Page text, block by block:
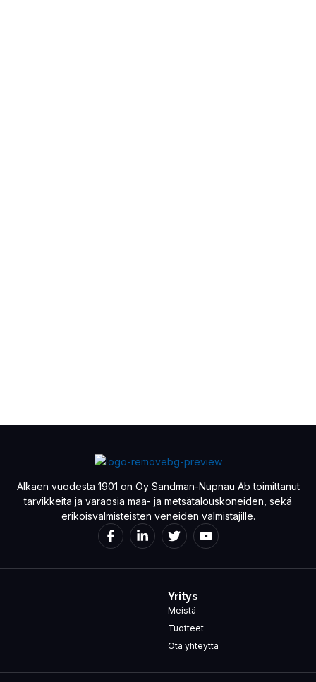
Alkaen vuodesta 1901 on Oy Sandman-Nupnau Ab toimittanut
tarvikkeita ja varaosia maa- ja metsätalouskoneiden, sekä
erikoisvalmisteisten veneiden valmistajille.
Yritys
Meistä
Tuotteet
Ota yhteyttä